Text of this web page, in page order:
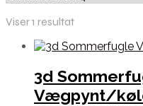
Viser 1 resultat
3d
Vægpynt/